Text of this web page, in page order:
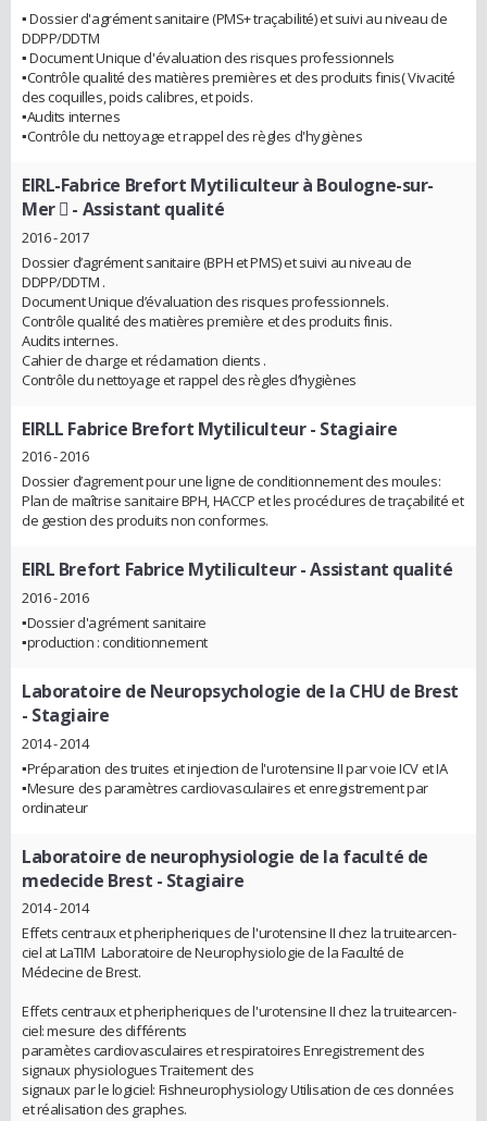
▪ Dossier d'agrément sanitaire (PMS+ traçabilité) et suivi au niveau de
DDPP/DDTM
▪ Document Unique d'évaluation des risques professionnels
▪Contrôle qualité des matières premières et des produits finis( Vivacité
des coquilles, poids calibres, et poids.
▪Audits internes
▪Contrôle du nettoyage et rappel des règles d'hygiènes
EIRL-Fabrice Brefort Mytiliculteur à Boulogne-sur-
Mer  - Assistant qualité
2016 - 2017
Dossier d’agrément sanitaire (BPH et PMS) et suivi au niveau de
DDPP/DDTM .
Document Unique d’évaluation des risques professionnels.
Contrôle qualité des matières première et des produits finis.
Audits internes.
Cahier de charge et réclamation clients .
Contrôle du nettoyage et rappel des règles d’hygiènes
EIRLL Fabrice Brefort Mytiliculteur- Stagiaire
2016 - 2016
Dossier d’agrement pour une ligne de conditionnement des moules:
Plan de maîtrise sanitaire BPH, HACCP et les procédures de traçabilité et
de gestion des produits non conformes.
EIRL Brefort Fabrice Mytiliculteur- Assistant qualité
2016 - 2016
▪Dossier d'agrément sanitaire
▪production : conditionnement
Laboratoire de Neuropsychologie de la CHU de Brest
- Stagiaire
2014 - 2014
▪Préparation des truites et injection de l'urotensine II par voie ICV et IA
▪Mesure des paramètres cardiovasculaires et enregistrement par
ordinateur
Laboratoire de neurophysiologie de la faculté de
medecide Brest - Stagiaire
2014 - 2014
Effets centraux et pheripheriques de l'urotensine II chez la truite­arc­en­
ciel at LaTIM ­ Laboratoire de Neurophysiologie de la Faculté de
Médecine de Brest.
Effets centraux et pheripheriques de l'urotensine II chez la truite­arc­en­
ciel: mesure des différents
paramètes cardio­vasculaires et respiratoires Enregistrement des
signaux physiologues Traitement des
signaux par le logiciel: Fish­neurophysiology Utilisation de ces données
et réalisation des graphes.